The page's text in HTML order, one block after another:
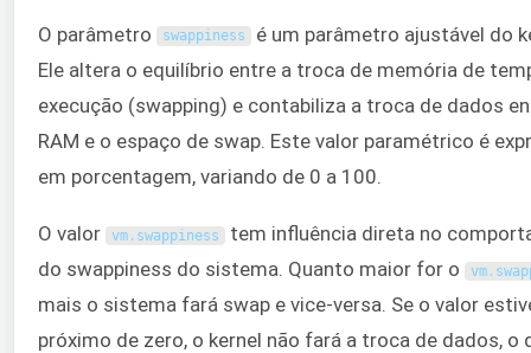
O parâmetro swappiness é um parâmetro ajustável do
Ele altera o equilíbrio entre a troca de memória de
execução (swapping) e contabiliza a troca de dados
RAM e o espaço de swap. Este valor paramétrico é
em porcentagem, variando de 0 a 100.
O valor vm. swappiness tem influência direta no
do swappiness do sistema. Quanto maior for o
vm.
mais o sistema fará swap e vice-versa. Se o valor
próximo de zero, o kernel não fará a troca de dados, o